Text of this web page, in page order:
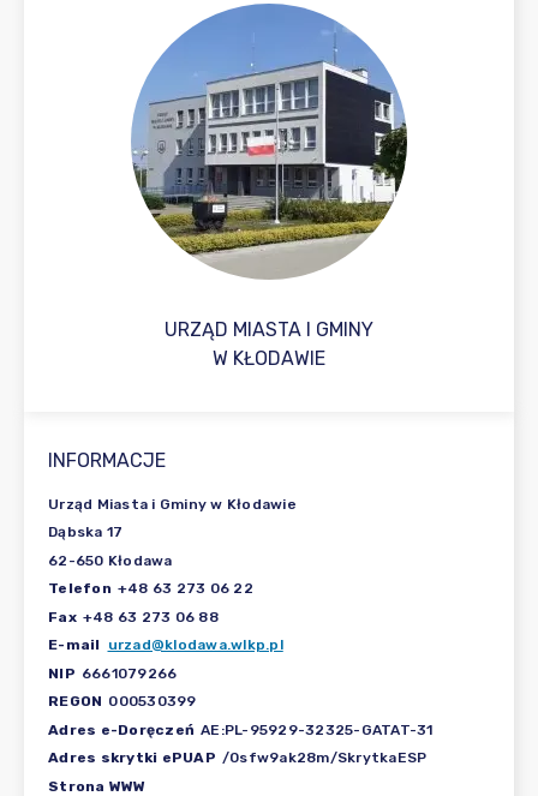
URZĄD MIASTA I GMINY
W KŁODAWIE
INFORMACJE
Urząd Miasta i Gminy w Kłodawie
Dąbska 17
62-650 Kłodawa
Telefon +48 63 273 06 22
Fax +48 63 273 06 88
E-mail
urzad@klodawa.wlkp.pl
NIP 6661079266
REGON 000530399
Adres e-Doręczeń AE:PL-95929-32325-GATAT-31
Adres skrytki ePUAP /0sfw9ak28m/SkrytkaESP
Strona WWW